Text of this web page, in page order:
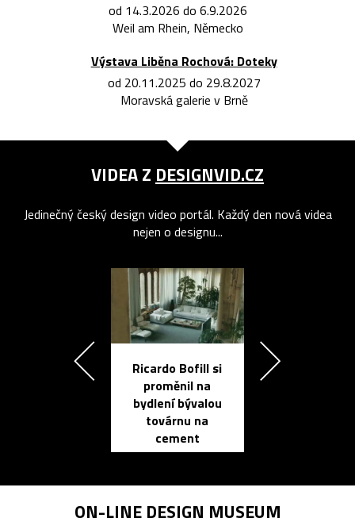
od 14.3.2026 do 6.9.2026
Weil am Rhein, Německo
Výstava Liběna Rochová: Doteky
od 20.11.2025 do 29.8.2027
Moravská galerie v Brně
VIDEA Z DESIGNVID.CZ
Jedinečný český design video portál. Každý den nová videa
nejen o designu...
Ricardo Bofill si
proměnil na
bydlení bývalou
továrnu na
cement
ON-LINE DESIGN MUSEUM